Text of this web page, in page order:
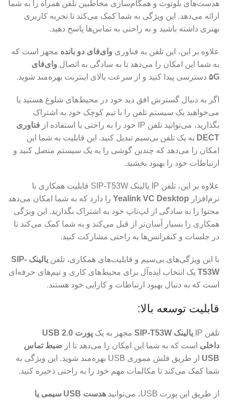
هدست‌های بلوتوث و همگام‌سازی مخاطبین تلفن همراه را به شما
ارائه می‌دهد. این ویژگی به شما کمک می‌کند تا تجربه کاربری
بهتری داشته باشید و به راحتی به تماس‌ها پاسخ دهید.
علاوه بر این، این تلفن به فناوری وای‌فای دو بانده مجهز است که
به شما این امکان را می‌دهد تا به سادگی به اتصال وای‌فای
۵G دسترسی پیدا کنید و از سرعت بالای اینترنت بهره‌مند شوید.
اگر به دنبال گسترش افق دید خود در محیط‌های شلوغ هستید یا
می‌خواهید یک سیستم تلفن را با تیم کوچک خود به اشتراک
بگذارید، می‌توانید تلفن IP خود را به راحتی با استفاده از
فناوری
DECT به یک تلفن بی‌سیم تبدیل کنید. این قابلیت به شما این
امکان را می‌دهد که چندین گوشی را به یک سیستم متصل کنید و
ارتباطات خود را بهبود بخشید.
علاوه بر این، تلفن IP یالینک SIP-T53W قابلیت همکاری با
نرم‌افزار Yealink VC Desktop را دارد که به شما امکان می‌دهد
محتوا را به سادگی از لپ‌تاپ خود به اشتراک بگذارید. این ویژگی
همکاری را بسیار آسان‌تر از قبل می‌کند و به شما کمک می‌کند تا
در جلسات و کنفرانس‌ها به راحتی مشارکت کنید.
با این ویژگی‌های بی‌سیم و قابلیت‌های همکاری، تلفن
یالینک SIP-
T53W یک انتخاب ایده‌آل برای محیط‌های کاری و تیم‌های حرفه‌ای
است که به دنبال بهبود ارتباطات و کارایی خود هستند.
قابلیت توسعه بالا:
تلفن IP یالینک SIP-T53W مجهز به یک
پورت USB 2.0
داخلی است که به شما این امکان را می‌دهد تا از ضبط تماس
USB
از طریق فلش مموری USB بهره‌مند شوید. این ویژگی به
شما کمک می‌کند تا مکالمات مهم خود را به راحتی ذخیره کنید.
از طریق این پورت USB، می‌توانید
هدست USB سیمی یا